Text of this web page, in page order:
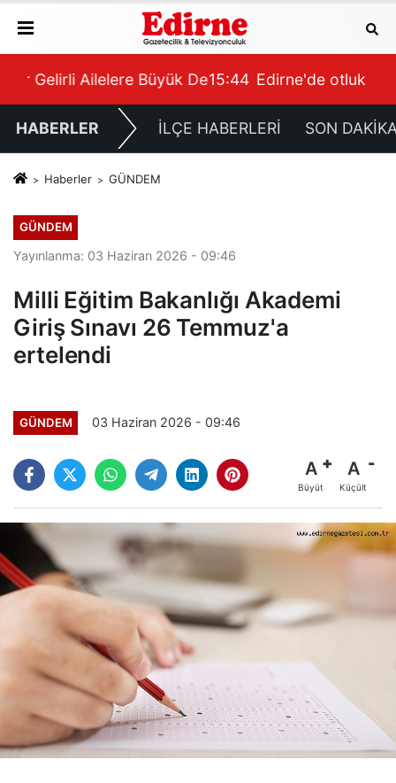
Destek
15:44 Edirne'de otluk alanda çıkan yangın
HABERLER İLÇE HABERLERİ SON
Haberler GÜNDEM
GÜNDEM
Yayınlanma: 03 Haziran 2026 - 09:46
Milli Eğitim Bakanlığı Akademi
Giriş Sınavı 26 Temmuz'a
ertelendi
GÜNDEM 03 Haziran 2026 - 09:46
A
Büyüt
A
Küçült